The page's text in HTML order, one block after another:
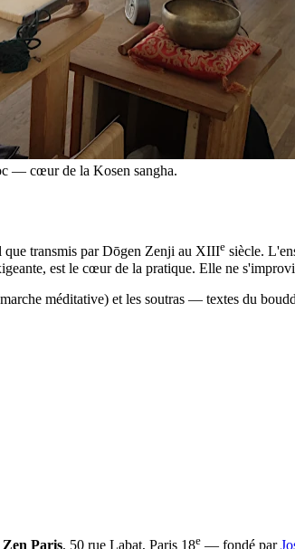
— cœur de la Kosen sangha.
que transmis par Dōgen Zenji au XIIIe siècle.
est le cœur de la pratique. Elle ne
méditative) et les soutras — textes du
Zen Paris, 50 rue Labat, Paris 18e — fondé par